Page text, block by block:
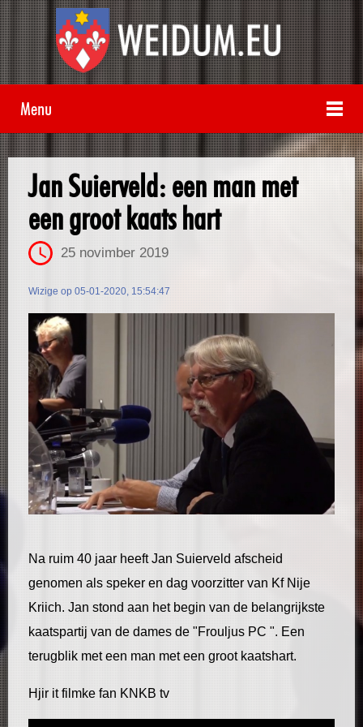
Menu
Jan Suierveld: een man met
een groot kaats hart
25 novimber 2019
Wizige op 05-01-2020, 15:54:47
Na ruim 40 jaar heeft Jan Suierveld afscheid
genomen als speker en dag voorzitter van Kf Nije
Kriich. Jan stond aan het begin van de belangrijkste
kaatspartij van de dames de "Frouljus PC ". Een
terugblik met een man met een groot kaatshart.
Hjir it filmke fan KNKB tv